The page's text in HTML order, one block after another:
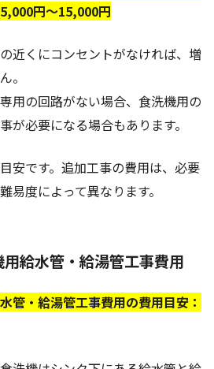
円〜15,000円
近くにコンセントがなければ、 増
。
用の回路がない場合、食洗機用の
が必要になる場合もあります。
安です。追加工事の費用は、必要
易度によって異なります。
給水管・給湯管工事費用
管・給湯管工事費用の費用目安：